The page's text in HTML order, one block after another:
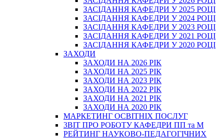
ЗАСІДАННЯ КАФЕДРИ У 2025 РОЦІ
ЗАСІДАННЯ КАФЕДРИ У 2024 РОЦІ
ЗАСІДАННЯ КАФЕДРИ У 2023 РОЦІ
ЗАСІДАННЯ КАФЕДРИ У 2021 РОЦІ
ЗАСІДАННЯ КАФЕДРИ У 2020 РОЦІ
ЗАХОДИ
ЗАХОДИ НА 2026 РІК
ЗАХОДИ НА 2025 РІК
ЗАХОДИ НА 2023 РІК
ЗАХОДИ НА 2022 РІК
ЗАХОДИ НА 2021 РІК
ЗАХОДИ НА 2020 РІК
МАРКЕТИНГ ОСВІТНІХ ПОСЛУГ
3BIT ПРО РОБОТУ КАФЕДРИ ПП та М
РЕЙТИНГ НАУКОВО-ПЕДАГОГІЧНИХ